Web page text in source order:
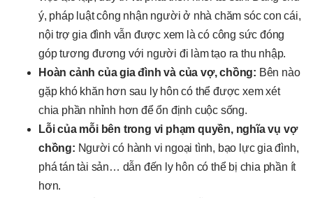
ý, pháp luật công nhận người ở nhà chăm sóc con cái,
nội trợ gia đình vẫn được xem là có công sức đóng
góp tương đương với người đi làm tạo ra thu nhập.
Hoàn cảnh của gia đình và của vợ, chồng: Bên nào
gặp khó khăn hơn sau ly hôn có thể được xem xét
chia phần nhỉnh hơn để ổn định cuộc sống.
Lỗi của mỗi bên trong vi phạm quyền, nghĩa vụ vợ
chồng: Người có hành vi ngoại tình, bạo lực gia đình,
phá tán tài sản… dẫn đến ly hôn có thể bị chia phần ít
hơn.